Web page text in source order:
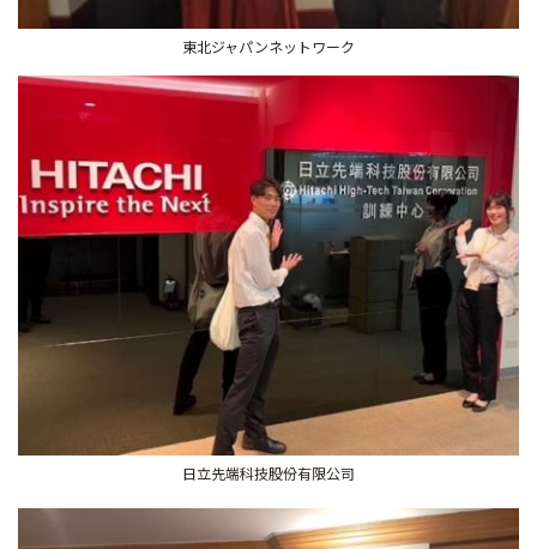
東北ジャパンネットワーク
日立先端科技股份有限公司